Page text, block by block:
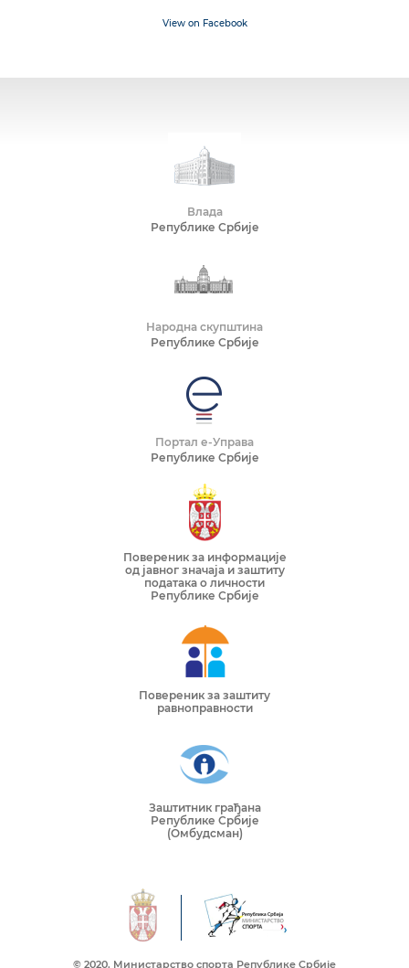
View on Facebook
Влада
Републике Србије
Народна скупштина
Републике Србије
Портал е-Управа
Републике Србије
Повереник за информације
од јавног значаја и заштиту
података о личности
Републике Србије
Повереник за заштиту
равноправности
Заштитник грађана
Републике Србије
(Омбудсман)
© 2020. Mинистарство спорта Републике Србије